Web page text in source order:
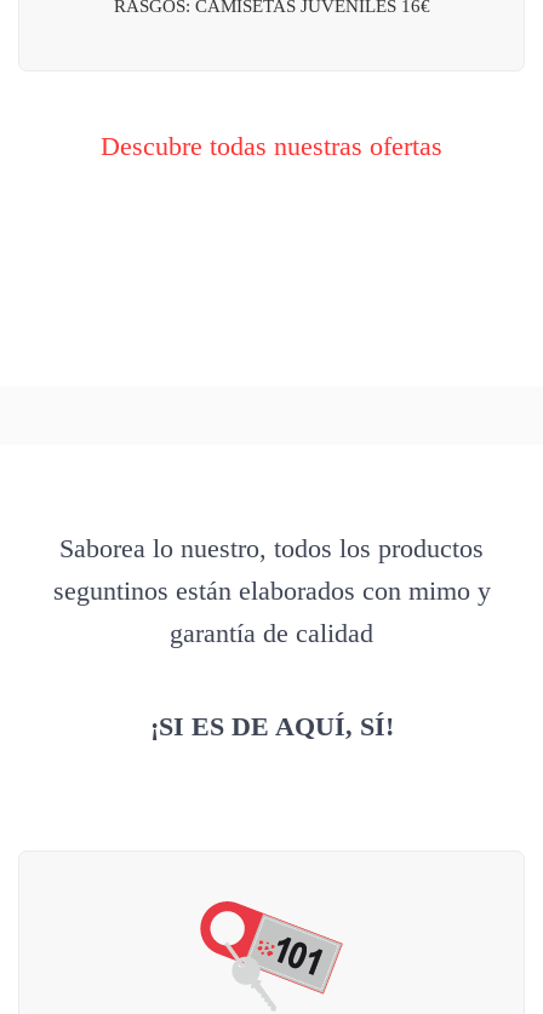
RASGOS: CAMISETAS JUVENILES 16€
Descubre todas nuestras ofertas
Saborea lo nuestro, todos los productos
seguntinos están elaborados con mimo y
garantía de calidad
¡SI ES DE AQUÍ, SÍ!